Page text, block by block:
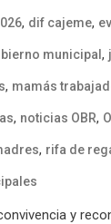
, dif cajeme,
municipal,
, mamás
, noticias OBR,
, rifa de
y